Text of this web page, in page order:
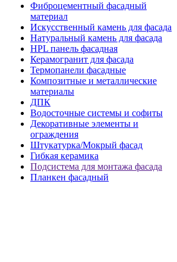
Фиброцементный фасадный
материал
Искусственный камень для фасада
Натуральный камень для фасада
HPL панель фасадная
Керамогранит для фасада
Термопанели фасадные
Композитные и металлические
материалы
ДПК
Водосточные системы и софиты
Декоративные элементы и
ограждения
Штукатурка/Мокрый фасад
Гибкая керамика
Подсистема для монтажа фасада
Планкен фасадный